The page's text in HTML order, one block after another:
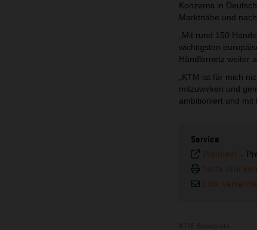
Konzerns in
Marktnähe und
„Mit rund 150
wichtigsten
Händlernetz weiter
„KTM ist für mich
mitzuwirken und
ambitioniert und mit
Service
Plaintext -
Seite drucken
Link